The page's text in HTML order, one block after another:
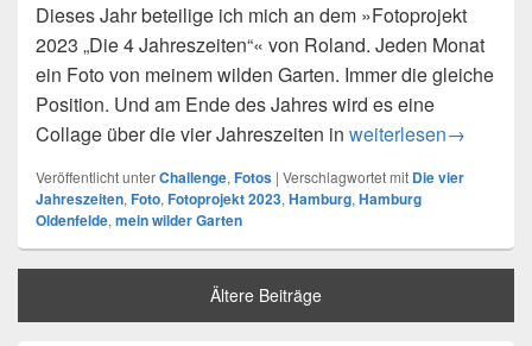
Dieses Jahr beteilige ich mich an dem »Fotoprojekt
2023 „Die 4 Jahreszeiten“« von Roland. Jeden Monat
ein Foto von meinem wilden Garten. Immer die gleiche
Position. Und am Ende des Jahres wird es eine
Collage über die vier Jahreszeiten in Fotoprojekt 2023 –
weiterlesen→
Veröffentlicht unterChallenge, Fotos | Verschlagwortet mit Die vier
Jahreszeiten, Foto, Fotoprojekt 2023, Hamburg, Hamburg
Oldenfelde, mein wilder Garten
Ältere Beiträge